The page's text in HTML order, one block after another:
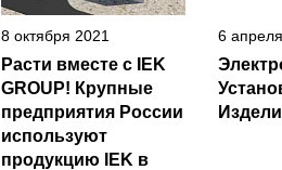
8 октября 2021
Расти вместе с IEK
GROUP! Крупные
предприятия России
используют
продукцию IEK в
6